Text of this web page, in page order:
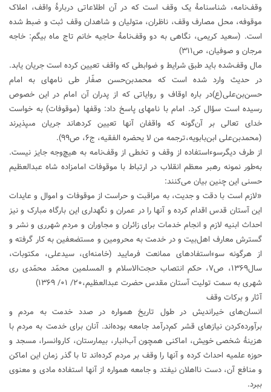
وقف‌نامه، شناسنامۀ یک وقف است که در آن اطلاعاتی دربارۀ واقف، املاک
موقوفه، محل مصارف وقف، ناظران، متولیان و شاهدان وقف ثبت و ضبط شده
است. (سعید کریمی، نگاهی به دو وقف‌نامۀ حاجیه خانم تاج ماه بیگم: خاجه
مرجان و صوفیان، ص۳۱۱)
مال وقف‌شده باید طبق شرایط و ضوابطی که واقف تعیین کرده است جریان یابد.
در حدیث وارد شده است که محمدبن‌حسن صفّار طى نامه‏اى به امام
حسن‌بن‌على(ع)در باره اوقاف و رواياتى كه از پدران آن امام در اين خصوص
رسيده است سؤال كرد. امام با نامه‏اى پاسخ داد: وقف‏ها (موقوفات‏) به خواست
خداى تعالى بر آن‌گونه كه واقفان آنها تعيين كرده‏اند جريان مى‏پذيرند
(محمدبن‌على ابن‌بابويه،‌ترجمه من لا يحضره الفقيه‏، ج۶، ص۹۹).
از طرف دیگرسوءاستفاده از وقف و تخطی از وقف‌نامه به هیچ‌وجه جایز نیست.
به‌طور نمونه رهبر معظم انقلاب در ارتباط با موقوفات امامزاده شاه عبدالعظیم
حسنی این چنین بیان می‌کنند:
«لازم است با دقت و جديت، به مراقبت و حراست از موقوفات‏ و اموال و عايدات
اين آستان قدس اقدام كرده و آنها را در عمران و نگهدارى اين بارگاه مبارک و نيز
احداث ابنيه‏ لازم و انجام خدمات براى زائران و مجاوران و مردم شهررى و نشر و
گسترش معارف اهل‌بيت و در خدمت به محرومين و مستضعفين به كار گرفته و
از هرگونه سوءاستفاده‏اى ممانعت فرماييد (خامنه‌ای، سیدعلی، مكتوبات،
سال‏۱۳۶۹، ص۷، حكم انتصاب حجت‌الاسلام و المسلمين محمّد محمّدى رى‏
شهرى به سمت توليت آستان مقدس حضرت عبدالعظيم‏،۲۰/ ۰۱/ ۱۳۶۹)
آثار و برکات وقف
انسان‌های خیراندیش در طول تاریخ همواره در صدد خدمت به مردم و
برآورده‌کردن نیازهای قشر کم‌درآمد جامعه بوده‌اند. آنان برای خدمت به مردم با
هزینۀ شخصی خویش، اماکنی همچون آب‌انبار، بیمارستان، کاروانسرا، مسجد و
حوزه علمیه احداث کرده و آنها را وقف بر مردم کرده‌اند تا با گذر زمان این اماکن
و منافع آن، دست نااهلان نیفتد و جامعه همواره از آنها استفاده مادی و معنوی
ببرد.